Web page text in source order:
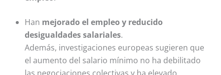
Han mejorado el empleo y reducido
desigualdades salariales.
Además, investigaciones europeas sugieren que
el aumento del salario mínimo no ha debilitado
las negociaciones colectivas y ha elevado